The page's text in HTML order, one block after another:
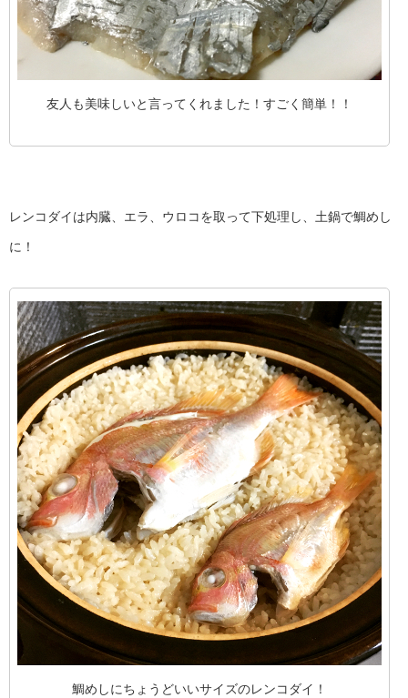
友人も美味しいと言ってくれました！すごく簡単！！
レンコダイは内臓、エラ、ウロコを取って下処理し、土鍋で鯛めし
に！
鯛めしにちょうどいいサイズのレンコダイ！